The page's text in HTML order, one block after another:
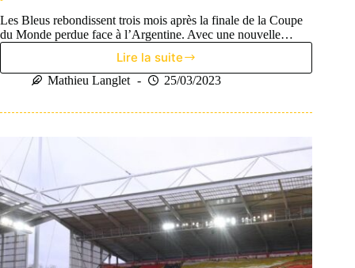
Les Bleus rebondissent trois mois après la finale de la Coupe
du Monde perdue face à l’Argentine. Avec une nouvelle…
Lire la suite
La
France
une
Bas
en
match
qualificatif
pour
l’Euro
2024
Mathieu Langlet 25/03/2023